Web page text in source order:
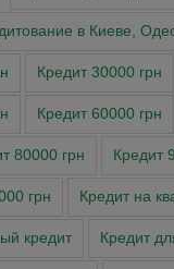
в Киеве,
Кредит 30000 грн
Кредит 60000 грн
80000 грн Кредит
грн Кредит на
кредит Кредит